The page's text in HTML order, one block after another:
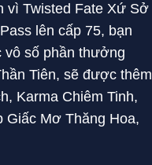
vì Twisted Fate Xứ Sở
lên cấp 75, bạn
vô số phần thưởng
Tiên, sẽ được thêm
Karma Chiêm Tinh,
Giấc Mơ Thăng Hoa,